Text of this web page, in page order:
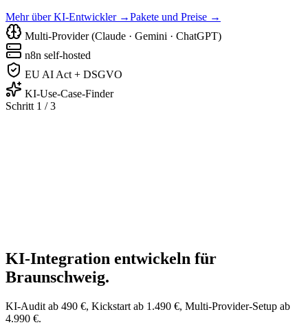
Mehr über KI-Entwickler →Pakete und Preise →
Multi-Provider (Claude · Gemini · ChatGPT)
n8n self-hosted
EU AI Act + DSGVO
KI-Use-Case-Finder
Schritt 1 / 3
KI-Integration entwickeln für
Braunschweig.
KI-Audit ab 490 €, Kickstart ab 1.490 €, Multi-Provider-Setup ab
4.990 €.